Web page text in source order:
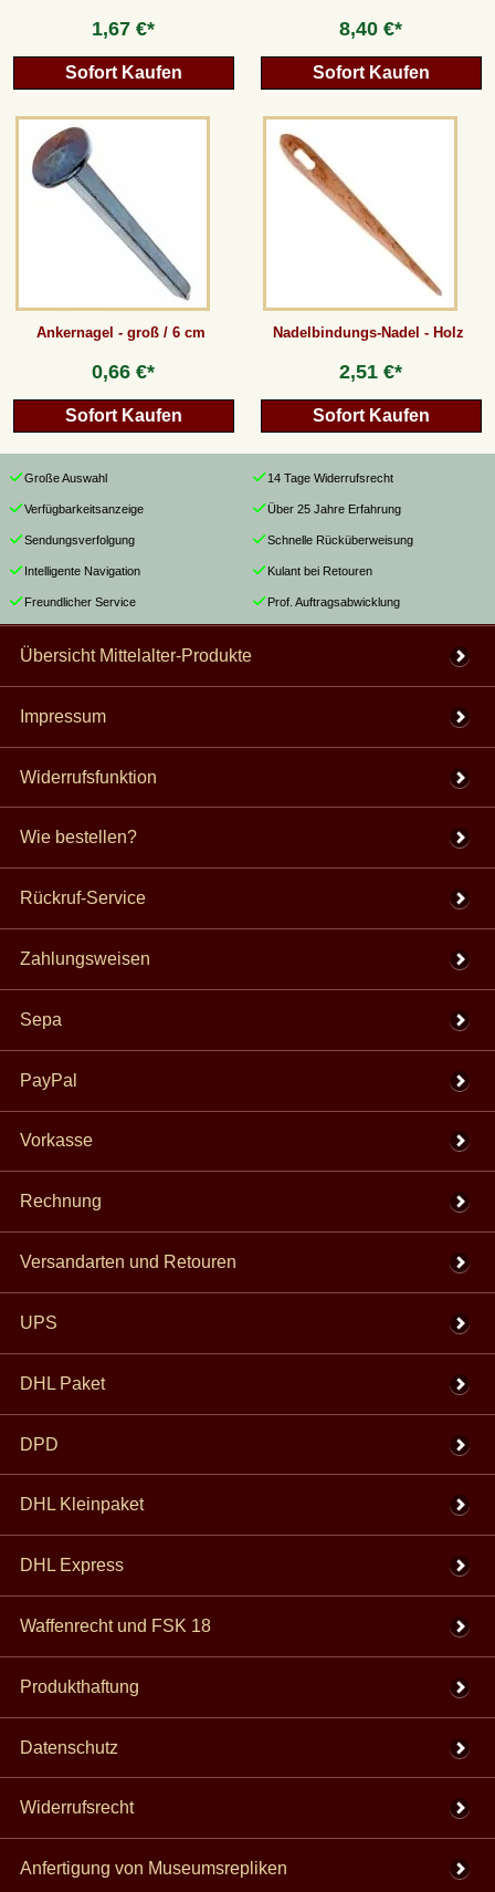
1,67 €*
Sofort Kaufen
8,40 €*
Sofort Kaufen
Ankernagel - groß / 6 cm
0,66 €*
Sofort Kaufen
Nadelbindungs-Nadel - Holz
2,51 €*
Sofort Kaufen
Große Auswahl
Verfügbarkeitsanzeige
Sendungsverfolgung
Intelligente Navigation
Freundlicher Service
14 Tage Widerrufsrecht
Über 25 Jahre Erfahrung
Schnelle Rücküberweisung
Kulant bei Retouren
Prof. Auftragsabwicklung
Übersicht Mittelalter-Produkte
Impressum
Widerrufsfunktion
Wie bestellen?
Rückruf-Service
Zahlungsweisen
Sepa
PayPal
Vorkasse
Rechnung
Versandarten und Retouren
UPS
DHL Paket
DPD
DHL Kleinpaket
DHL Express
Waffenrecht und FSK 18
Produkthaftung
Datenschutz
Widerrufsrecht
Anfertigung von Museumsrepliken